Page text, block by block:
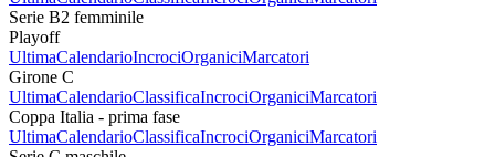
Serie B2 femminile
Playoff
UltimaCalendarioIncrociOrganiciMarcatori
Girone C
UltimaCalendarioClassificaIncrociOrganiciMarcatori
Coppa Italia - prima fase
UltimaCalendarioClassificaIncrociOrganiciMarcatori